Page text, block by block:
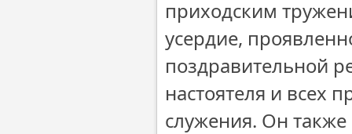
приходским
усердие,
поздравительной
настоятеля и всех
служения. Он